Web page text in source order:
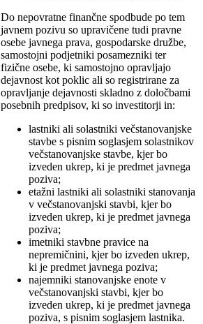
Do nepovratne finančne spodbude po tem
javnem pozivu so upravičene tudi pravne
osebe javnega prava, gospodarske družbe,
samostojni podjetniki posamezniki ter
fizične osebe, ki samostojno opravljajo
dejavnost kot poklic ali so registrirane za
opravljanje dejavnosti skladno z določbami
posebnih predpisov, ki so investitorji in:
lastniki ali solastniki večstanovanjske
stavbe s pisnim soglasjem solastnikov
večstanovanjske stavbe, kjer bo
izveden ukrep, ki je predmet javnega
poziva;
etažni lastniki ali solastniki stanovanja
v večstanovanjski stavbi, kjer bo
izveden ukrep, ki je predmet javnega
poziva;
imetniki stavbne pravice na
nepremičnini, kjer bo izveden ukrep,
ki je predmet javnega poziva;
najemniki stanovanjske enote v
večstanovanjski stavbi, kjer bo
izveden ukrep, ki je predmet javnega
poziva, s pisnim soglasjem lastnika.